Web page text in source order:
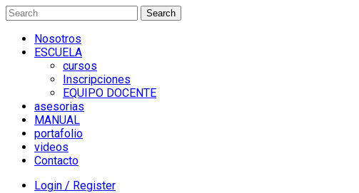
Search
Nosotros
ESCUELA
cursos
Inscripciones
EQUIPO DOCENTE
asesorias
MANUAL
portafolio
videos
Contacto
Login / Register